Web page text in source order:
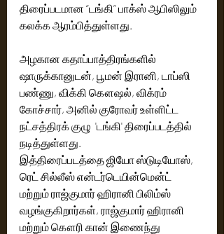
திரைப்படமான “டங்கி” பாக்ஸ் ஆபிஸிலும்
கலக்க ஆரம்பித்துள்ளது.
அழகான கதாப்பாத்திரங்களில்
ஷாருக்கானுடன், பூமன் இரானி, டாப்ஸி
பண்ணு, விக்கி கௌஷல், விக்ரம்
கோச்சார், அனில் குரோவர் உள்ளிட்ட
நட்சத்திரக் குழு  'டங்கி' திரைப்படத்தில்
நடித்துள்ளது.
இத்திரைப்படத்தை ஜியோ ஸ்டுடியோஸ்,
ரெட் சில்லீஸ் என்டர்டெயின்மென்ட்
மற்றும் ராஜ்குமார் ஹிரானி பிலிம்ஸ்
வழங்குகிறார்கள், ராஜ்குமார் ஹிரானி
மற்றும் கௌரி கான் இணைந்து